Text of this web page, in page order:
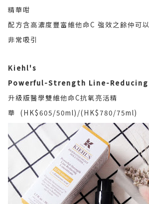
精華咁
配方含高濃度豐富維他命C 強效之餘仲可
非常吸引
Kiehl's
Powerful-Strength Line-
升級版醫學雙維他命C抗氧亮活精
華 (HK$605/50ml)/(HK$780/75ml)